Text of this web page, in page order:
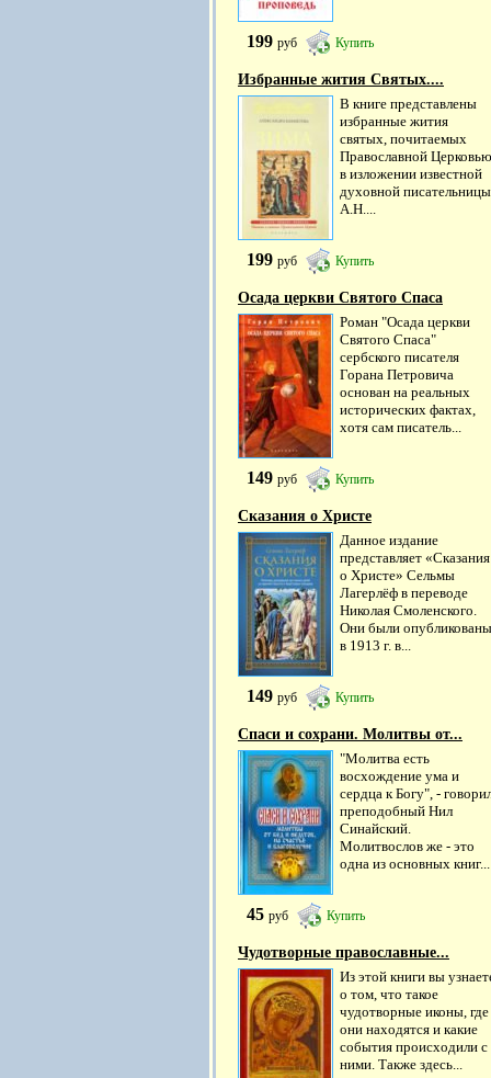
199 руб Купить
Избранные жития Святых....
В книге представлены
избранные жития
святых, почитаемых
Православной
в изложении известной
духовной писательницы
А.Н....
199 руб Купить
Осада церкви Святого Спаса
Роман "Осада церкви
Святого Спаса"
сербского писателя
Горана Петровича
основан на реальных
исторических фактах,
хотя сам писатель...
149 руб Купить
Сказания о Христе
Данное издание
представляет «Сказания
о Христе» Сельмы
Лагерлёф в переводе
Николая Смоленского.
Они были опубликованы
в 1913 г. в...
149 руб Купить
Спаси и сохрани. Молитвы от...
"Молитва есть
восхождение ума и
сердца к Богу", -
преподобный Нил
Синайский.
Молитвослов же - это
одна из основных книг...
45 руб Купить
Чудотворные православные...
Из этой книги вы
о том, что такое
чудотворные иконы, где
они находятся и какие
события происходили с
ними. Также здесь...